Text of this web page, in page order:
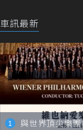
車訊最新
與世界頂尖樂